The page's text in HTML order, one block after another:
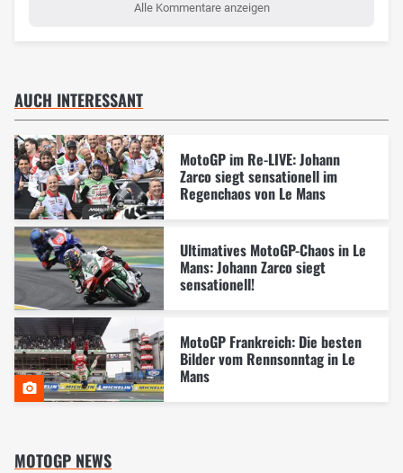
Alle Kommentare anzeigen
AUCH INTERESSANT
MotoGP im Re-LIVE: Johann
Zarco siegt sensationell im
Regenchaos von Le Mans
Ultimatives MotoGP-Chaos in Le
Mans: Johann Zarco siegt
sensationell!
MotoGP Frankreich: Die besten
Bilder vom Rennsonntag in Le
Mans
MOTOGP NEWS